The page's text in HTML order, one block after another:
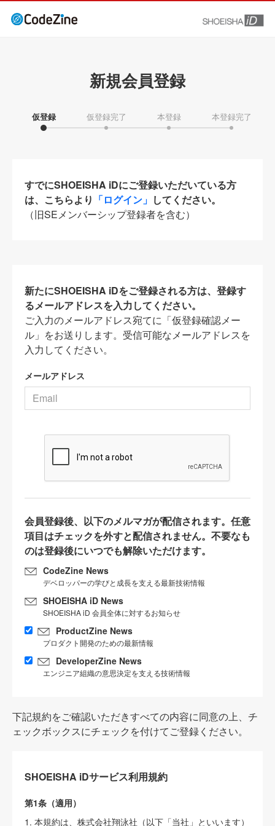
新規会員登録
仮登録 仮登録完了 本登録 本登録完了
すでにSHOEISHA iDにご登録いただいている方
は、こちらより 「ログイン」 してください。
（旧SEメンバーシップ登録者を含む）
新たにSHOEISHA iDをご登録される方は、登録す
るメールアドレスを入力してください。
ご入力のメールアドレス宛てに「仮登録確認メー
ル」をお送りします。受信可能なメールアドレスを
入力してください。
メールアドレス
会員登録後、以下のメルマガが配信されます。任意
項目はチェックを外すと配信されません。不要なも
のは登録後にいつでも解除いただけます。
CodeZine News
デベロッパーの学びと成長を支える最新技術情報
SHOEISHA iD News
SHOEISHA iD 会員全体に対するお知らせ
ProductZine News
プロダクト開発のための最新情報
DeveloperZine News
エンジニア組織の意思決定を支える技術情報
下記規約をご確認いただきすべての内容に同意の上、チ
ェックボックスにチェックを付けてご登録ください。
SHOEISHA iDサービス利用規約
第1条（適用）
1. 本規約は、株式会社翔泳社（以下「当社」といいます）